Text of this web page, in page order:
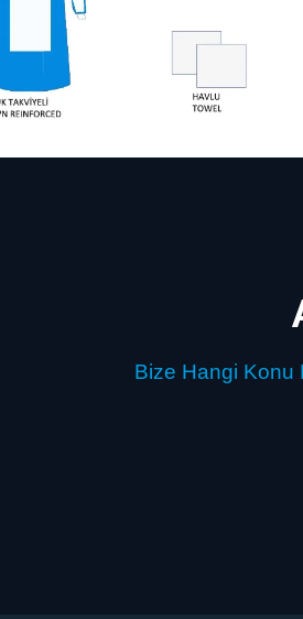
Bize Hangi Konu